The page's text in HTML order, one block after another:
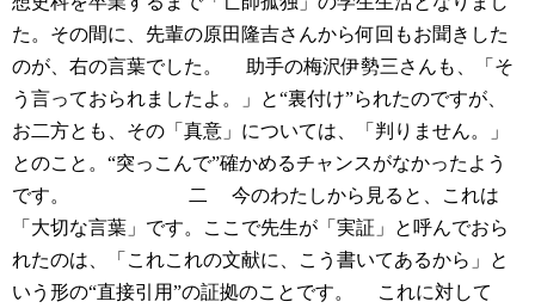
た。その間に、先輩の原田隆吉さんから何回もお聞きした
のが、右の言葉でした。
助手の梅沢伊勢三さんも、「そ
う言っておられましたよ。」と“裏付け”られたのですが、
お二方とも、その「真意」については、「判りません。」
とのこと。“突っこんで”確かめるチャンスがなかったよう
です。
二
今のわたしから見ると、これは
「大切な言葉」です。ここで先生が「実証」と呼んでおら
れたのは、「これこれの文献に、こう書いてあるから」と
いう形の“直接引用”の証拠のことです。
これに対して